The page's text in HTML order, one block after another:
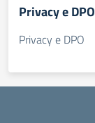
Privacy e DPO
Privacy e DPO